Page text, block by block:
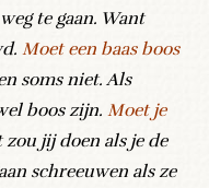
te gaan. Want
Moet een baas boos
soms niet. Als
boos zijn. Moet je
jij doen als je de
schreeuwen als ze